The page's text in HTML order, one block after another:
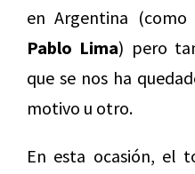
en Argentina (como
Pablo Lima) pero
que se nos ha
motivo u otro.
En esta ocasión, el